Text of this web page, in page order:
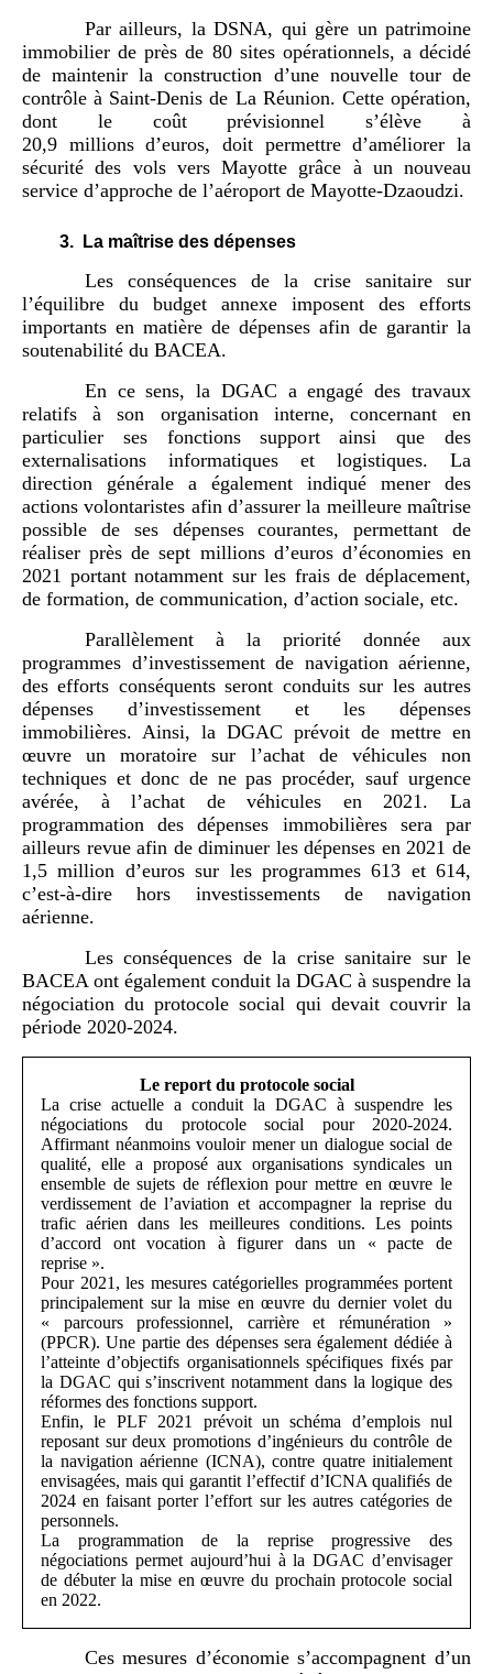
Par ailleurs, la DSNA, qui gère un patrimoine
immobilier de près de 80 sites opérationnels, a décidé
de maintenir la construction d’une nouvelle tour de
contrôle à Saint-Denis de La Réunion. Cette opération,
dont le coût prévisionnel s’élève à
20,9 millions d’euros, doit permettre d’améliorer la
sécurité des vols vers Mayotte grâce à un nouveau
service d’approche de l’aéroport de Mayotte-Dzaoudzi.
3. La maîtrise des dépenses
Les conséquences de la crise sanitaire sur
l’équilibre du budget annexe imposent des efforts
importants en matière de dépenses afin de garantir la
soutenabilité du BACEA.
En ce sens, la DGAC a engagé des travaux
relatifs à son organisation interne, concernant en
particulier ses fonctions support ainsi que des
externalisations informatiques et logistiques. La
direction générale a également indiqué mener des
actions volontaristes afin d’assurer la meilleure maîtrise
possible de ses dépenses courantes, permettant de
réaliser près de sept millions d’euros d’économies en
2021 portant notamment sur les frais de déplacement,
de formation, de communication, d’action sociale, etc.
Parallèlement à la priorité donnée aux
programmes d’investissement de navigation aérienne,
des efforts conséquents seront conduits sur les autres
dépenses d’investissement et les dépenses
immobilières. Ainsi, la DGAC prévoit de mettre en
œuvre un moratoire sur l’achat de véhicules non
techniques et donc de ne pas procéder, sauf urgence
avérée, à l’achat de véhicules en 2021. La
programmation des dépenses immobilières sera par
ailleurs revue afin de diminuer les dépenses en 2021 de
1,5 million d’euros sur les programmes 613 et 614,
c’est-à-dire hors investissements de navigation
aérienne.
Les conséquences de la crise sanitaire sur le
BACEA ont également conduit la DGAC à suspendre la
négociation du protocole social qui devait couvrir la
période 2020‑2024.
Le report du protocole social
La crise actuelle a conduit la DGAC à suspendre les
négociations du protocole social pour 2020-2024.
Affirmant néanmoins vouloir mener un dialogue social de
qualité, elle a proposé aux organisations syndicales un
ensemble de sujets de réflexion pour mettre en œuvre le
verdissement de l’aviation et accompagner la reprise du
trafic aérien dans les meilleures conditions. Les points
d’accord ont vocation à figurer dans un « pacte de
reprise ».
Pour 2021, les mesures catégorielles programmées portent
principalement sur la mise en œuvre du dernier volet du
« parcours professionnel, carrière et rémunération »
(PPCR). Une partie des dépenses sera également dédiée à
l’atteinte d’objectifs organisationnels spécifiques fixés par
la DGAC qui s’inscrivent notamment dans la logique des
réformes des fonctions support.
Enfin, le PLF 2021 prévoit un schéma d’emplois nul
reposant sur deux promotions d’ingénieurs du contrôle de
la navigation aérienne (ICNA), contre quatre initialement
envisagées, mais qui garantit l’effectif d’ICNA qualifiés de
2024 en faisant porter l’effort sur les autres catégories de
personnels.
La programmation de la reprise progressive des
négociations permet aujourd’hui à la DGAC d’envisager
de débuter la mise en œuvre du prochain protocole social
en 2022.
Ces mesures d’économie s’accompagnent d’un